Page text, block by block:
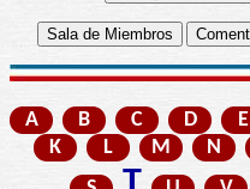
A B C D E
K
L M N